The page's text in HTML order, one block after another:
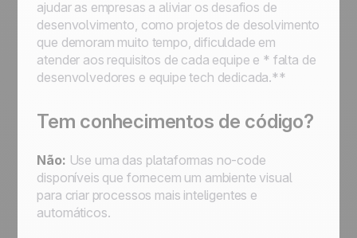
Designar um lead, enviar um e-mail, passar
para a próxima etapa e, em seguida, passar
para StandBy para seguimento
Designar a um representante de vendas um
lead novo que satisfaça uma condição
de vendas de sua escolha
automatizar processos para simplificar o seu
trabalho
ajudar as empresas a aliviar os desafios de
desenvolvimento, como projetos de desolvimento
que demoram muito tempo, dificuldade em
atender aos requisitos de cada equipe e * falta de
desenvolvedores e equipe tech dedicada.**
Tem conhecimentos de código?
Não: Use uma das plataformas no-code
disponíveis que fornecem um ambiente visual
para criar processos mais inteligentes e
automáticos.